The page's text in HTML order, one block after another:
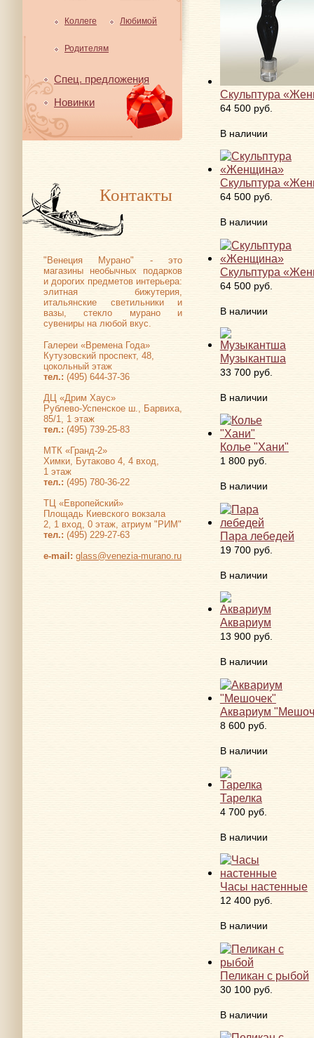
Коллеге Любимой
Родителям
Спец. предложения
Новинки
Контакты
"Венеция Мурано" - это
магазины необычных подарков
и дорогих предметов интерьера:
элитная бижутерия,
итальянские светильники и
вазы, стекло мурано и
сувениры на любой вкус.
Галереи «Времена Года»
Кутузовский проспект, 48,
цокольный этаж
тел.: (495) 644-37-36
ДЦ «Дрим Хаус»
Рублево-Успенское ш., Барвиха,
85/1, 1 этаж
тел.: (495) 739-25-83
МТК «Гранд-2»
Химки, Бутаково 4, 4 вход,
1 этаж
тел.: (495) 780-36-22
ТЦ «Европейский»
Площадь Киевского вокзала
2, 1 вход, 0 этаж, атриум "РИМ"
тел.: (495) 229-27-63
е-mail: glass@venezia-murano.ru
Скульптура
64 500 руб.
В наличии
Скульптура
64 500 руб.
В наличии
Скульптура
64 500 руб.
В наличии
Музыкантша
33 700 руб.
В наличии
Колье "Хани"
1 800 руб.
В наличии
Пара лебедей
19 700 руб.
В наличии
Аквариум
13 900 руб.
В наличии
Аквариум
8 600 руб.
В наличии
Тарелка
4 700 руб.
В наличии
Часы настенные
12 400 руб.
В наличии
Пеликан с рыбой
30 100 руб.
В наличии